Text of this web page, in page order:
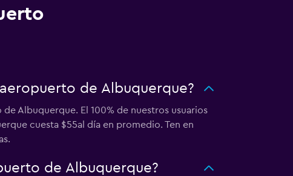
de Albuquerque?
Albuquerque. El 100% de nuestros usuarios
cuesta $55al día en promedio. Ten en
de Albuquerque?